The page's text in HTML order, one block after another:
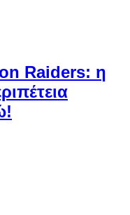
Raiders: η